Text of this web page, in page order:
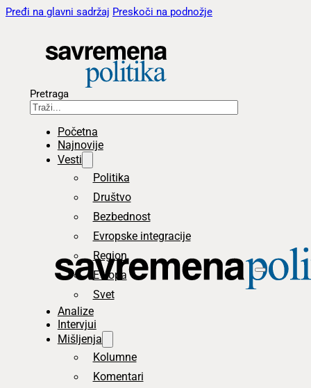
Pređi na glavni sadržaj Preskoči na podnožje
Pretraga
Početna
Najnovije
Vesti
Politika
Društvo
Bezbednost
Evropske integracije
Region
Evropa
Svet
Analize
Intervjui
Mišljenja
Kolumne
Komentari